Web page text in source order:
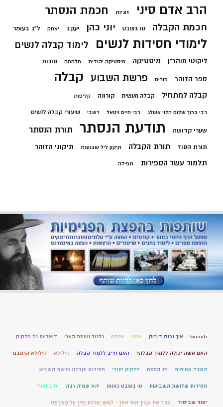
הרב אדם סיני זוגיות חכמת הנסתר
חכמת הקבלה טו בשבט יוני כהן יעקב יצחק ל"ג בעומר
לימודי חסידות לנשים לימוד קבלה לנשים
ליקוטי מוהר"ן מיסטיקה מיסטיקה יהודית מלחמה סוכות
ספר הזוהר פורים פרשת השבוע קבלה
קבלה למתחיל קבלה מעשית קורונה קליפות
רבי ברוך שלום הלוי אשלג רבי חיים ויטאל רשבי שיעורי קבלה לנשים
שערי קדושה תודעת הנסתר תורת הנסתר
תורת הסוד תורת הקבלה תיקון ליל שבועות תיקוני הזוהר
תלמוד עשר הספירות תפילה
korach איך נכנס דיבוק אמת אסלם גלגול נשמת הארי דואליות גל חלקיק
האם אשה יכולה ללמוד קבלה? האם חייב ללמוד קבלה הילולא הילולא הרמבם
השגה אמיתית חג הפסח חלקיק יסודי חסידות וקבלה פרשת השבוע
חסידות שלושת השבועות טו בשבט כוונות יהא שמיה רבה יח בתשרי
יסוד שביסוד כַּבֵּד אֶת אָבִיךָ וְאֶת אִמֶּךָ - לְמַעַן יַאֲרִכוּן יָמֶיךָ עַל הָאֲדָמָה